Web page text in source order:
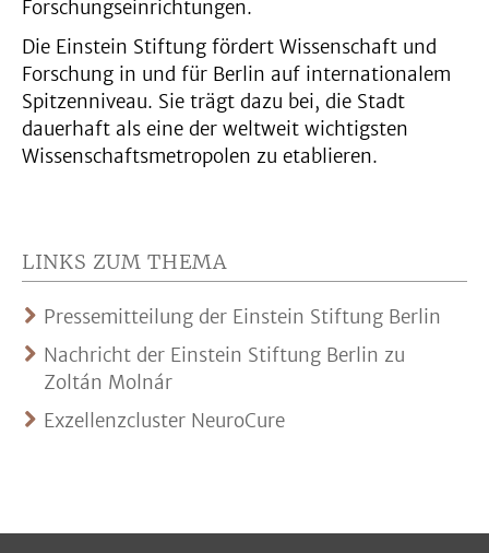
Forschungseinrichtungen.
Die Einstein Stiftung fördert Wissenschaft und
Forschung in und für Berlin auf internationalem
Spitzenniveau. Sie trägt dazu bei, die Stadt
dauerhaft als eine der weltweit wichtigsten
Wissenschaftsmetropolen zu etablieren.
LINKS ZUM THEMA
Pressemitteilung der Einstein Stiftung Berlin
Nachricht der Einstein Stiftung Berlin zu
Zoltán Molnár
Exzellenzcluster NeuroCure